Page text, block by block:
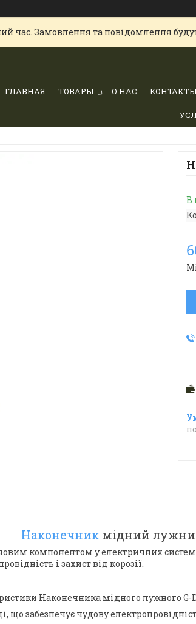
час. Замовлення та повідомлення
ГЛАВНАЯ ТОВАРЫ О НАС КОНТАКТЫ
В
Наконечникмідний
компонентом у електричних
і захист від корозії.
Наконечника мідного лужного G-
що забезпечує чудову